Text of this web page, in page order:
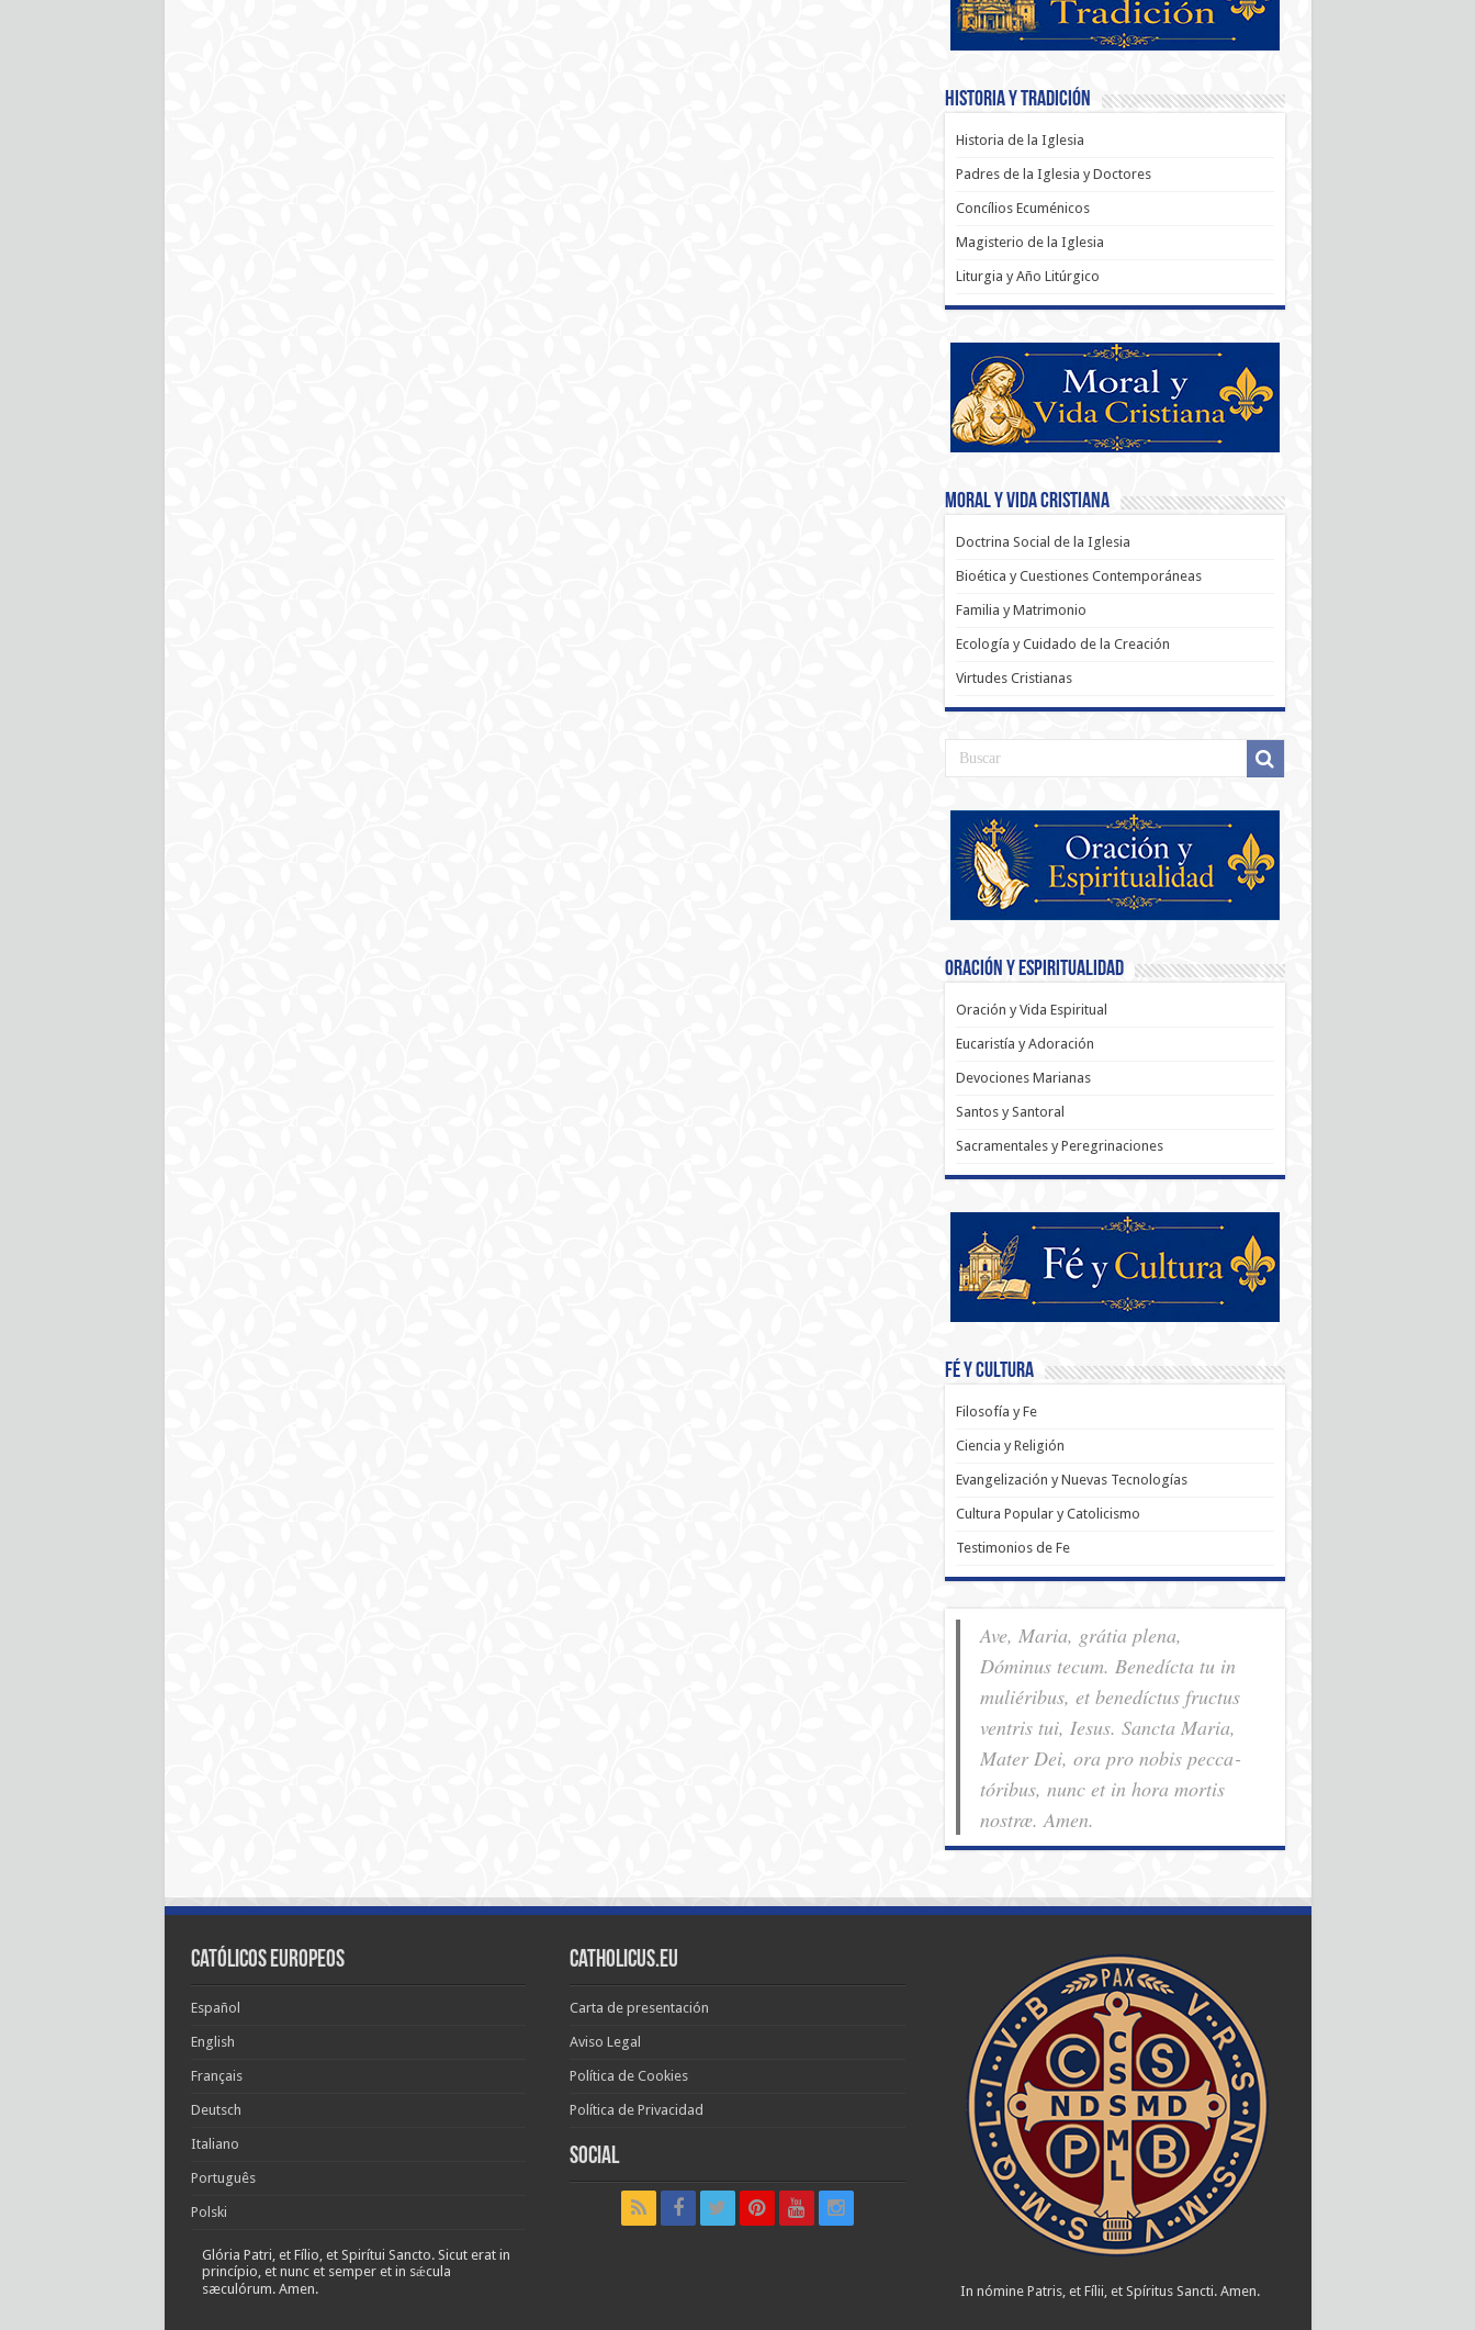
Historia y Tradición
Historia de la Iglesia
Padres de la Iglesia y Doctores
Concílios Ecuménicos
Magisterio de la Iglesia
Liturgia y Año Litúrgico
Moral y Vida Cristiana
Doctrina Social de la Iglesia
Bioética y Cuestiones Contemporáneas
Familia y Matrimonio
Ecología y Cuidado de la Creación
Virtudes Cristianas
Oración y Espiritualidad
Oración y Vida Espiritual
Eucaristía y Adoración
Devociones Marianas
Santos y Santoral
Sacramentales y Peregrinaciones
Fé y Cultura
Filosofía y Fe
Ciencia y Religión
Evangelización y Nuevas Tecnologías
Cultura Popular y Catolicismo
Testimonios de Fe
Ave, Maria, grátia plena,
Dóminus tecum. Benedícta tu in
muliéribus, et benedíctus fructus
ventris tui, Iesus. Sancta Maria,
Mater Dei, ora pro nobis pec­ca­
tóribus, nunc et in hora mortis
nostræ. Amen.
Católicos Europeos
Español
English
Français
Deutsch
Italiano
Português
Polski
Glória Patri, et Fílio, et Spirítui Sancto. Sicut erat in
princípio, et nunc et semper et in sǽcula
sæculórum. Amen.
Catholicus.eu
Carta de presentación
Aviso Legal
Política de Cookies
Política de Privacidad
Social
In nómine Patris, et Fílii, et Spíritus Sancti. Amen.